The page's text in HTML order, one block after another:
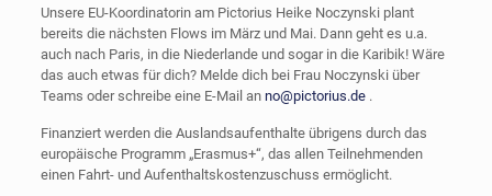
Unsere EU-Koordinatorin am Pictorius Heike Noczynski plant
bereits die nächsten Flows im März und Mai. Dann geht es u.a.
auch nach Paris, in die Niederlande und sogar in die Karibik! Wäre
das auch etwas für dich? Melde dich bei Frau Noczynski über
Teams oder schreibe eine E-Mail an no@pictorius.de.
Finanziert werden die Auslandsaufenthalte übrigens durch das
europäische Programm „Erasmus+“, das allen Teilnehmenden
einen Fahrt- und Aufenthaltskostenzuschuss ermöglicht.